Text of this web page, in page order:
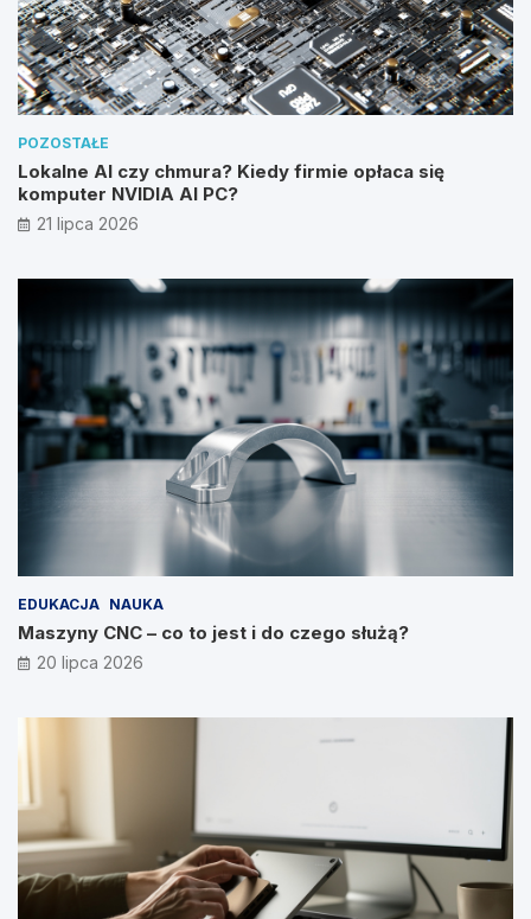
POZOSTAŁE
Lokalne AI czy chmura? Kiedy firmie opłaca się
komputer NVIDIA AI PC?
21 lipca 2026
EDUKACJA NAUKA
Maszyny CNC – co to jest i do czego służą?
20 lipca 2026